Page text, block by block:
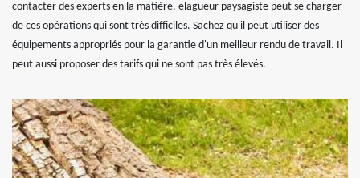
contacter des experts en la matière. elagueur paysagiste peut se charger
de ces opérations qui sont très difficiles. Sachez qu'il peut utiliser des
équipements appropriés pour la garantie d'un meilleur rendu de travail. Il
peut aussi proposer des tarifs qui ne sont pas très élevés.